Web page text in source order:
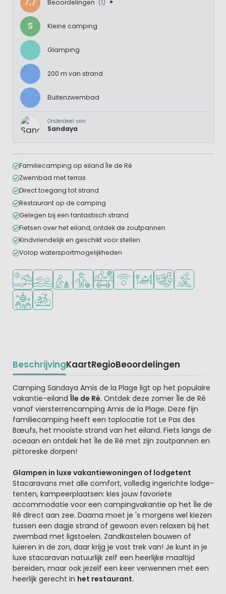
Beoordelingen (1)
S Kleine camping
Glamping
200 m van strand
Buitenzwembad
Onderdeel van
Sandaya
Familiecamping op eiland Île de Ré
Zwembad met terras
Direct toegang tot strand
Restaurant op de camping
Gelegen bij een fantastisch strand
Fietsen over het eiland, ontdek de zoutpannen
Kindvriendelijk en geschikt voor stellen
Volop watersportmogelijkheden
Ligt bij strand en zee
Openlucht zwembad
Aanbevolen voor jonge kinderen
Aanbevolen voor tieners
Veel mogelijkheden om te sporten
WiFi beschikbaar
Restaurant of pizzeria
DiscotheekFietsverhuur
BeschrijvingKaartRegioBeoordelingen
Beschrijving
Camping Sandaya Amis de la Plage ligt op het populaire
vakantie-eiland Île de Ré. Ontdek deze zomer Île de Ré
vanaf viersterrencamping Amis de la Plage. Deze fijn
familiecamping heeft een toplocatie tot Le Pas des
Bœufs, het mooiste strand van het eiland. Fiets langs de
oceaan en ontdek het Île de Ré met zijn zoutpannen en
pittoreske dorpen!
Glampen in luxe vakantiewoningen of lodgetent
Stacaravans met alle comfort, volledig ingerichte lodge-
tenten, kampeerplaatsen: kies jouw favoriete
accommodatie voor een campingvakantie op het Île de
Ré direct aan zee. Daarna moet je 's morgens wel kiezen
tussen een dagje strand of gewoon even relaxen bij het
zwembad met ligstoelen. Zandkastelen bouwen of
luieren in de zon, daar krijg je vast trek van! Je kunt in je
luxe stacaravan natuurlijk zelf een heerlijke maaltijd
bereiden, maar ook jezelf een keer verwennen met een
heerlijk gerecht in het restaurant.